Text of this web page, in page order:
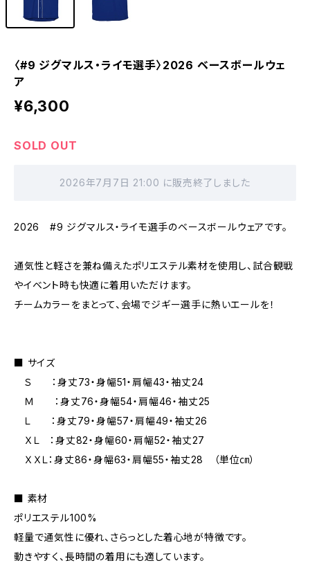
〈#9 ジグマルス・ライモ選手〉2026 ベースボールウェ
ア
¥6,300
SOLD OUT
2026年7月7日 21:00 に販売終了しました
2026 #9 ジグマルス・ライモ選手のベースボールウェアです。
通気性と軽さを兼ね備えたポリエステル素材を使用し、試合観戦
やイベント時も快適に着用いただけます。
チームカラーをまとって、会場でジギー選手に熱いエールを！
■ サイズ
Ｓ ：身丈73・身幅51・肩幅43・袖丈24
Ｍ ：身丈76・身幅54・肩幅46・袖丈25
Ｌ ：身丈79・身幅57・肩幅49・袖丈26
ＸＬ ：身丈82・身幅60・肩幅52・袖丈27
ＸＸＬ：身丈86・身幅63・肩幅55・袖丈28 （単位㎝）
■ 素材
ポリエステル100%
軽量で通気性に優れ、さらっとした着心地が特徴です。
動きやすく、長時間の着用にも適しています。